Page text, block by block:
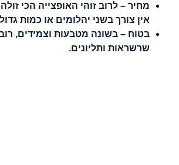
מחיר – לרוב זוהי האופצייה הכי
אין צורך בשני יהלומים או כמות
בטוח – בשונה מטבעות וצמידים,
שרשראות ותליונים.